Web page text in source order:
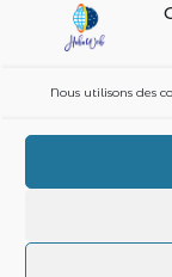
Nous utilisons des